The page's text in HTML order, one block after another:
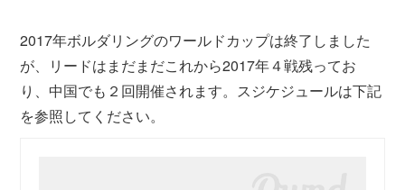
2017年ボルダリングのワールドカップは終了しました
が、リードはまだまだこれから2017年４戦残ってお
り、中国でも２回開催されます。スジケジュールは下記
を参照してください。